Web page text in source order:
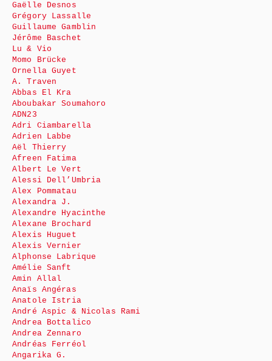
Gaëlle Desnos
Grégory Lassalle
Guillaume Gamblin
Jérôme Baschet
Lu & Vio
Momo Brücke
Ornella Guyet
A. Traven
Abbas El Kra
Aboubakar Soumahoro
ADN23
Adri Ciambarella
Adrien Labbe
Aël Thierry
Afreen Fatima
Albert Le Vert
Alessi Dell’Umbria
Alex Pommatau
Alexandra J.
Alexandre Hyacinthe
Alexane Brochard
Alexis Huguet
Alexis Vernier
Alphonse Labrique
Amélie Sanft
Amin Allal
Anaïs Angéras
Anatole Istria
André Aspic & Nicolas Rami
Andrea Bottalico
Andrea Zennaro
Andréas Ferréol
Angarika G.